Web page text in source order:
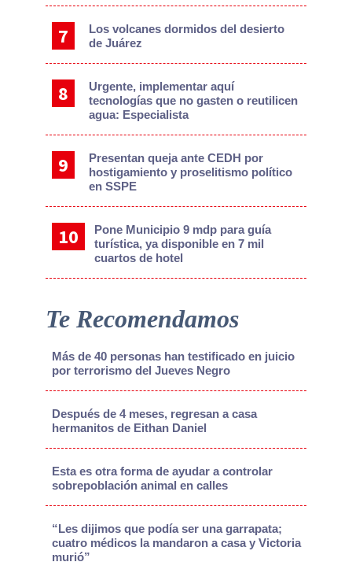
Los volcanes dormidos del desierto
de Juárez
Urgente, implementar aquí
tecnologías que no gasten o reutilicen
agua: Especialista
Presentan queja ante CEDH por
hostigamiento y proselitismo político
en SSPE
Pone Municipio 9 mdp para guía
turística, ya disponible en 7 mil
cuartos de hotel
Te Recomendamos
Más de 40 personas han testificado en juicio
por terrorismo del Jueves Negro
Después de 4 meses, regresan a casa
hermanitos de Eithan Daniel
Esta es otra forma de ayudar a controlar
sobrepoblación animal en calles
“Les dijimos que podía ser una garrapata;
cuatro médicos la mandaron a casa y Victoria
murió”